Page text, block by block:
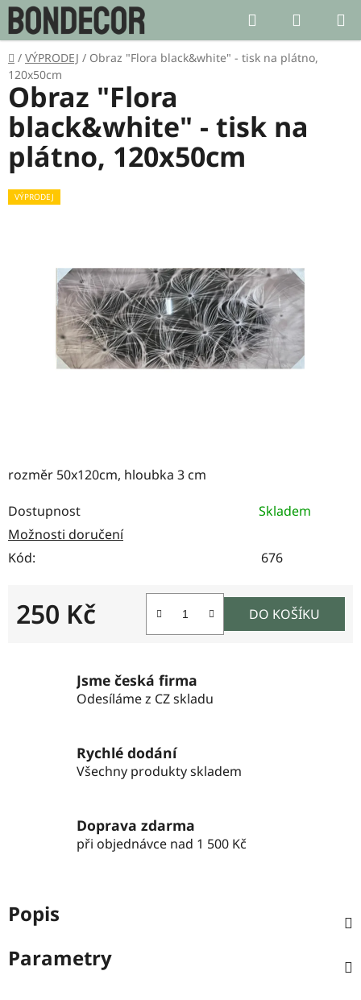
Přejít
na
obsah
Hledat
KOŠÍK
Domů
/ VÝPRODEJ / Obraz "Flora black&white" - tisk na plátno,
120x50cm
rozměr 50x120cm, hloubka 3 cm
Dostupnost
Skladem
Možnosti doručení
Kód:
676
250 Kč DO KOŠÍKU
Obraz "Flora
black&white" - tisk na
plátno, 120x50cm
VÝPRODEJ
Jsme česká firma
Odesíláme z CZ skladu
Rychlé dodání
Všechny produkty skladem
Doprava zdarma
při objednávce nad 1 500 Kč
Popis
Parametry